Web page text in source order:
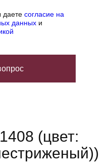
даетесогласие на
данных и
(цвет: